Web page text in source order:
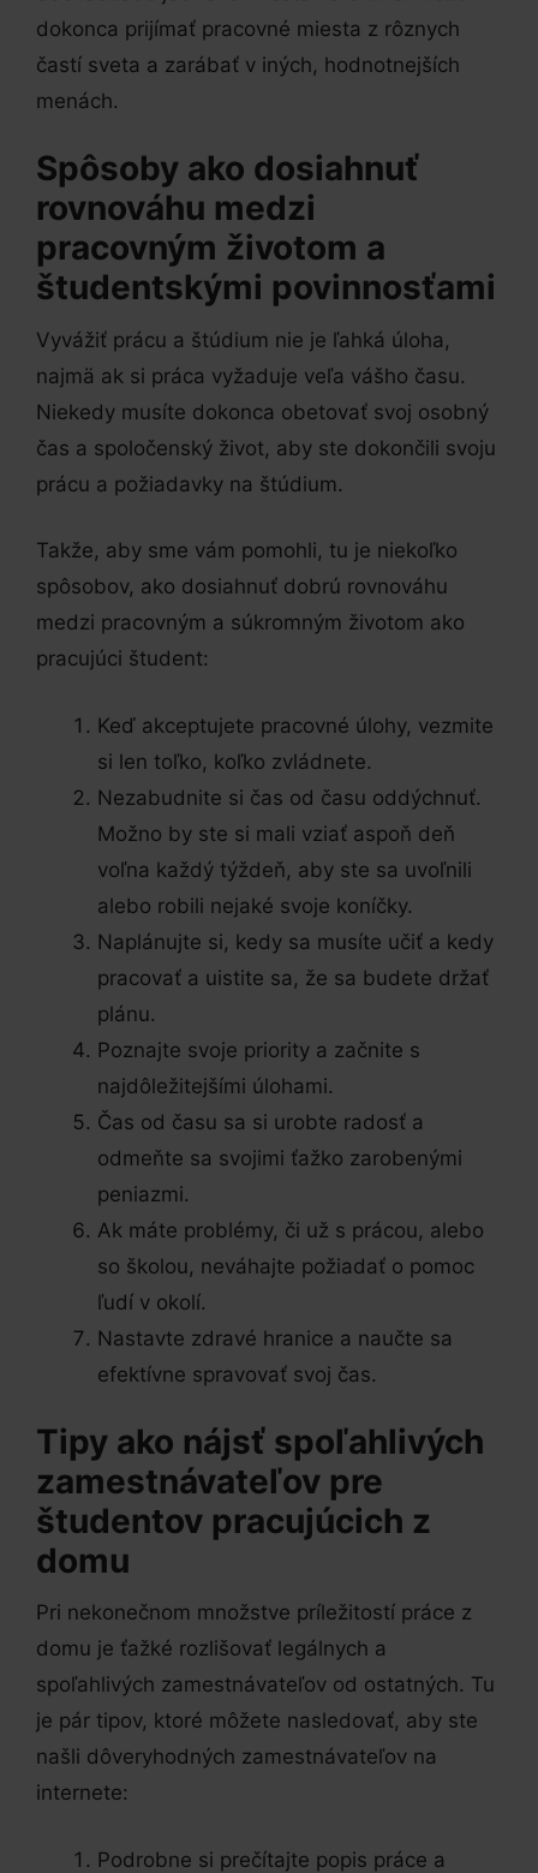
dokonca prijímať pracovné miesta z rôznych
častí sveta a zarábať v iných, hodnotnejších
menách.
Spôsoby ako dosiahnuť
rovnováhu medzi
pracovným životom a
študentskými povinnosťami
Vyvážiť prácu a štúdium nie je ľahká úloha,
najmä ak si práca vyžaduje veľa vášho času.
Niekedy musíte dokonca obetovať svoj osobný
čas a spoločenský život, aby ste dokončili svoju
prácu a požiadavky na štúdium.
Takže, aby sme vám pomohli, tu je niekoľko
spôsobov, ako dosiahnuť dobrú rovnováhu
medzi pracovným a súkromným životom ako
pracujúci študent:
Keď akceptujete pracovné úlohy, vezmite
si len toľko, koľko zvládnete.
Nezabudnite si čas od času oddýchnuť.
Možno by ste si mali vziať aspoň deň
voľna každý týždeň, aby ste sa uvoľnili
alebo robili nejaké svoje koníčky.
Naplánujte si, kedy sa musíte učiť a kedy
pracovať a uistite sa, že sa budete držať
plánu.
Poznajte svoje priority a začnite s
najdôležitejšími úlohami.
Čas od času sa si urobte radosť a
odmeňte sa svojimi ťažko zarobenými
peniazmi.
Ak máte problémy, či už s prácou, alebo
so školou, neváhajte požiadať o pomoc
ľudí v okolí.
Nastavte zdravé hranice a naučte sa
efektívne spravovať svoj čas.
Tipy ako nájsť spoľahlivých
zamestnávateľov pre
študentov pracujúcich z
domu
Pri nekonečnom množstve príležitostí práce z
domu je ťažké rozlišovať legálnych a
spoľahlivých zamestnávateľov od ostatných. Tu
je pár tipov, ktoré môžete nasledovať, aby ste
našli dôveryhodných zamestnávateľov na
internete:
Podrobne si prečítajte popis práce a